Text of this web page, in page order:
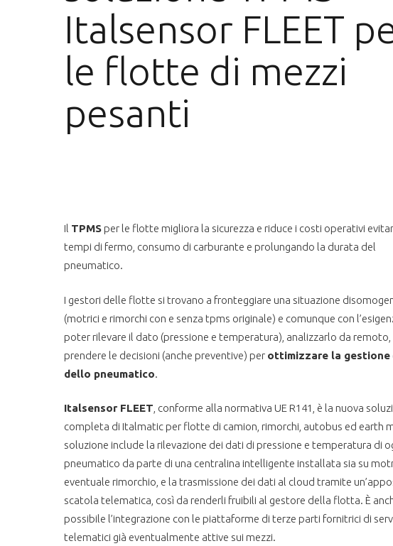
Italsensor FLEET
le flotte di mezzi
pesanti
Il TPMSper le flotte migliora la sicurezza e riduce i costi operativi
tempi di fermo, consumo di carburante e prolungando la durata del
pneumatico.
I gestori delle flotte si trovano a fronteggiare una situazione
(motrici e rimorchi con e senza tpms originale) e comunque con
poter rilevare il dato (pressione e temperatura), analizzarlo da
prendere le decisioni (anche preventive) per ottimizzare la gestione
dello pneumatico.
Italsensor FLEET , conforme alla normativa UE R141, è la nuova
completa di Italmatic per flotte di camion, rimorchi, autobus ed earth
soluzione include la rilevazione dei dati di pressione e temperatura di
pneumatico da parte di una centralina intelligente installata sia su
eventuale rimorchio, e la trasmissione dei dati al cloud tramite
scatola telematica, così da renderli fruibili al gestore della flotta. È
possibile l’integrazione con le piattaforme di terze parti fornitrici di
telematici già eventualmente attive sui mezzi.